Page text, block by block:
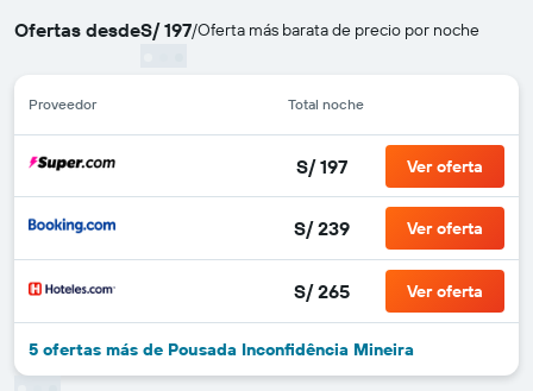
Ofertas desdeS/ 197/Oferta más barata de precio por noche
Proveedor Total noche
S/ 197 Ver oferta
S/ 239 Ver oferta
S/ 265 Ver oferta
5 ofertas más de Pousada Inconfidência Mineira